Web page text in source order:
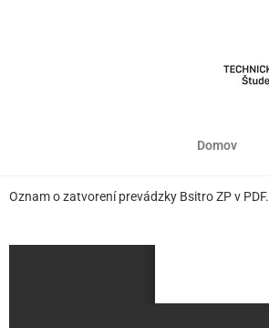
Domov
Oznam o zatvorení prevádzky Bsitro ZP v PDF.